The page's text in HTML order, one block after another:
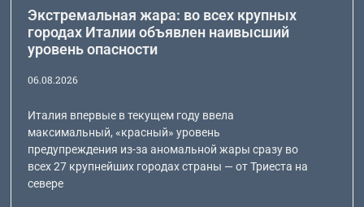
Экстремальная жара: во всех крупных
городах Италии объявлен наивысший
уровень опасности
06.08.2026
Италия впервые в текущем году ввела
максимальный, «красный» уровень
предупреждения из-за аномальной жары сразу во
всех 27 крупнейших городах страны — от Триеста на
севере